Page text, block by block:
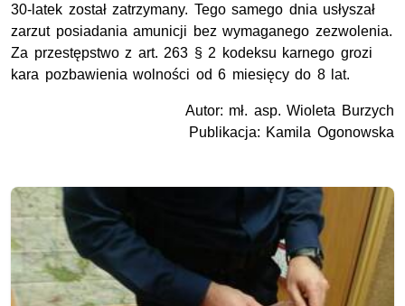
30-latek został zatrzymany. Tego samego dnia usłyszał
zarzut posiadania amunicji bez wymaganego zezwolenia.
Za przestępstwo z art. 263 § 2 kodeksu karnego grozi
kara pozbawienia wolności od 6 miesięcy do 8 lat.
Autor: mł. asp. Wioleta Burzych
Publikacja: Kamila Ogonowska